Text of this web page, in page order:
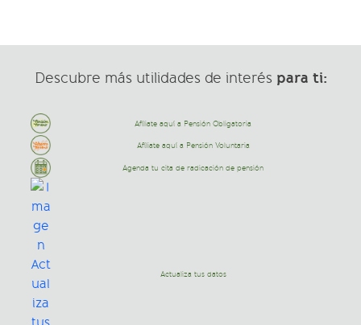
Descubre más utilidades de interés para ti:
Afíliate aquí a Pensión Obligatoria
Afíliate aquí a Pensión Voluntaria
Agenda tu cita de radicación de pensión
Actualiza tus datos